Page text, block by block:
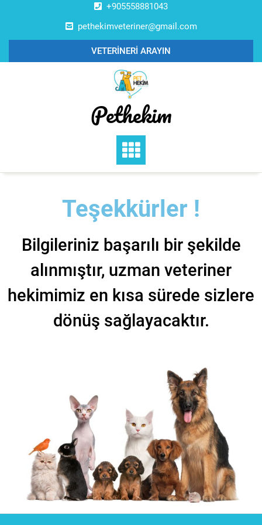
+905558881043
pethekimveteriner@gmail.com
VETERİNERİ ARAYIN
Pethekim
Teşekkürler !
Bilgileriniz başarılı bir şekilde
alınmıştır, uzman veteriner
hekimimiz en kısa sürede sizlere
dönüş sağlayacaktır.